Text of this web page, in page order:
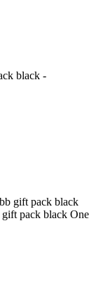
black -
pack black One